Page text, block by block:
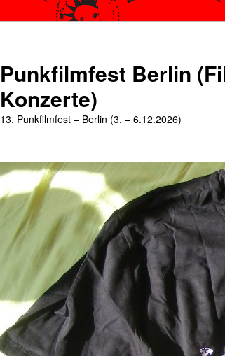
Punkfilmfest Berlin
Konzerte)
13. Punkfilmfest – Berlin (3. – 6.12.2026)